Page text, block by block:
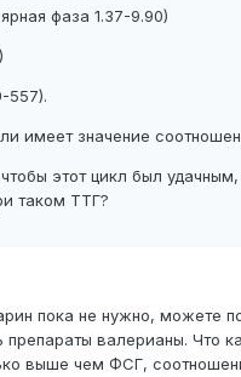
фаза 1.37-9.90)
557).
имеет значение
этот цикл был удачным,
таком ТТГ?
пока не нужно, можете
валерианы. Что
выше чем ФСГ,